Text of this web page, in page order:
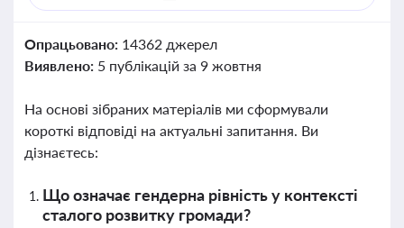
Опрацьовано: 14362 джерел
Виявлено: 5 публікацій за 9 жовтня
На основі зібраних матеріалів ми сформували
короткі відповіді на актуальні запитання. Ви
дізнаєтесь:
Що означає гендерна рівність у контексті
сталого розвитку громади?